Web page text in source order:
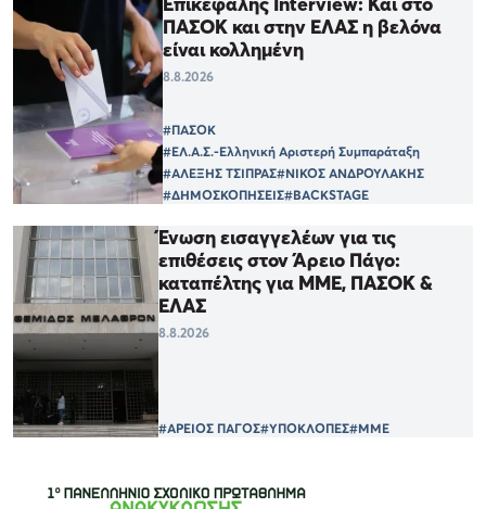
ΠΑΣΟΚ και στην ΕΛΑΣ η βελόνα
είναι κολλημένη
8.8.2026
#ΠΑΣΟΚ
#ΕΛ.Α.Σ.-Ελληνική Αριστερή Συμπαράταξη
#ΑΛΕΞΗΣ ΤΣΙΠΡΑΣ#ΝΙΚΟΣ ΑΝΔΡΟΥΛΑΚΗΣ
#ΔΗΜΟΣΚΟΠΗΣΕΙΣ#BACKSTAGE
Ένωση εισαγγελέων για τις
επιθέσεις στον Άρειο Πάγο:
καταπέλτης για ΜΜΕ, ΠΑΣΟΚ &
ΕΛΑΣ
8.8.2026
#ΑΡΕΙΟΣ ΠΑΓΟΣ#ΥΠΟΚΛΟΠΕΣ#ΜΜΕ